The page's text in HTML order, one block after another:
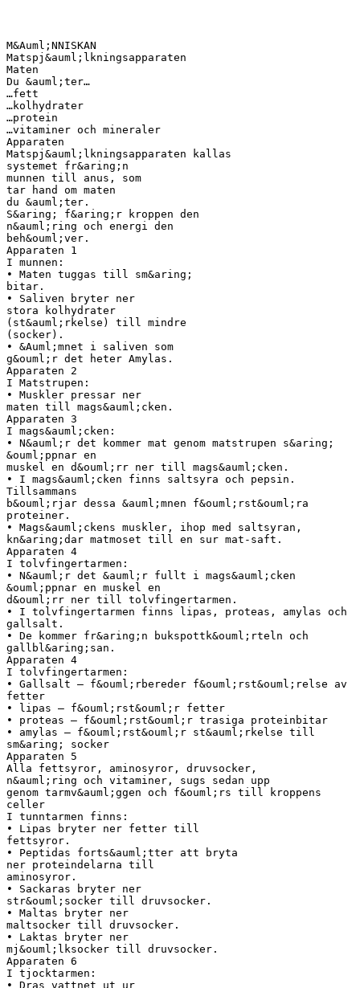
M&Auml;NNISKAN
Matspj&auml;lkningsapparaten
Maten
Du &auml;ter…
…fett
…kolhydrater
…protein
…vitaminer och mineraler
Apparaten
Matspj&auml;lkningsapparaten kallas
systemet fr&aring;n
munnen till anus, som
tar hand om maten
du &auml;ter.
S&aring; f&aring;r kroppen den
n&auml;ring och energi den
beh&ouml;ver.
Apparaten 1
I munnen:
• Maten tuggas till sm&aring;
bitar.
• Saliven bryter ner
stora kolhydrater
(st&auml;rkelse) till mindre
(socker).
• &Auml;mnet i saliven som
g&ouml;r det heter Amylas.
Apparaten 2
I Matstrupen:
• Muskler pressar ner
maten till mags&auml;cken.
Apparaten 3
I mags&auml;cken:
• N&auml;r det kommer mat genom matstrupen s&aring;
&ouml;ppnar en
muskel en d&ouml;rr ner till mags&auml;cken.
• I mags&auml;cken finns saltsyra och pepsin.
Tillsammans
b&ouml;rjar dessa &auml;mnen f&ouml;rst&ouml;ra
proteiner.
• Mags&auml;ckens muskler, ihop med saltsyran,
kn&aring;dar matmoset till en sur mat-saft.
Apparaten 4
I tolvfingertarmen:
• N&auml;r det &auml;r fullt i mags&auml;cken
&ouml;ppnar en muskel en
d&ouml;rr ner till tolvfingertarmen.
• I tolvfingertarmen finns lipas, proteas, amylas och
gallsalt.
• De kommer fr&aring;n bukspottk&ouml;rteln och
gallbl&aring;san.
Apparaten 4
I tolvfingertarmen:
• Gallsalt – f&ouml;rbereder f&ouml;rst&ouml;relse av
fetter
• lipas – f&ouml;rst&ouml;r fetter
• proteas – f&ouml;rst&ouml;r trasiga proteinbitar
• amylas – f&ouml;rst&ouml;r st&auml;rkelse till
sm&aring; socker
Apparaten 5
Alla fettsyror, aminosyror, druvsocker,
n&auml;ring och vitaminer, sugs sedan upp
genom tarmv&auml;ggen och f&ouml;rs till kroppens
celler
I tunntarmen finns:
• Lipas bryter ner fetter till
fettsyror.
• Peptidas forts&auml;tter att bryta
ner proteindelarna till
aminosyror.
• Sackaras bryter ner
str&ouml;socker till druvsocker.
• Maltas bryter ner
maltsocker till druvsocker.
• Laktas bryter ner
mj&ouml;lksocker till druvsocker.
Apparaten 6
I tjocktarmen:
• Dras vattnet ut ur